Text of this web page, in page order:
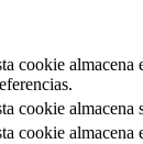
cookie almacena
cookie almacena
cookie almacena